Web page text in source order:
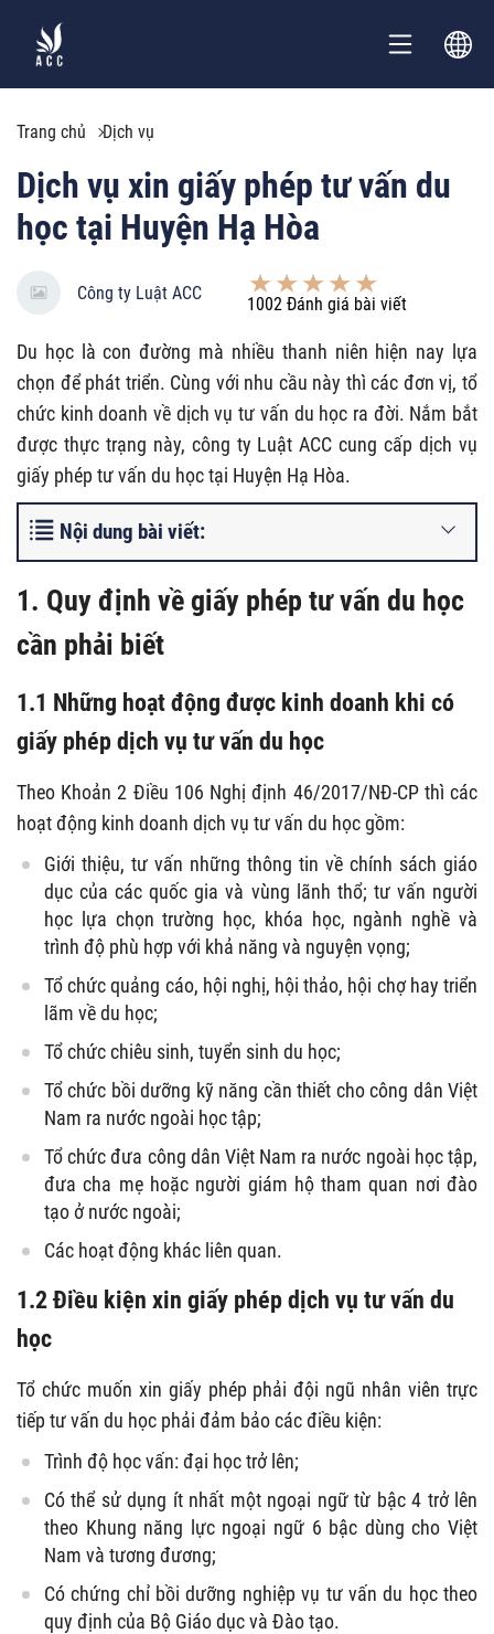
Trang chủ Dịch vụ
Dịch vụ xin giấy phép tư vấn du
học tại Huyện Hạ Hòa
Công ty Luật ACC
1002 Đánh giá bài viết
Du học là con đường mà nhiều thanh niên hiện nay lựa
chọn để phát triển. Cùng với nhu cầu này thì các đơn vị, tổ
chức kinh doanh về dịch vụ tư vấn du học ra đời. Nắm bắt
được thực trạng này, công ty Luật ACC cung cấp dịch vụ
giấy phép tư vấn du học tại Huyện Hạ Hòa.
Nội dung bài viết:
1. Quy định về giấy phép tư vấn du học
cần phải biết
1.1 Những hoạt động được kinh doanh khi có
giấy phép dịch vụ tư vấn du học
Theo Khoản 2 Điều 106 Nghị định 46/2017/NĐ-CP thì các
hoạt động kinh doanh dịch vụ tư vấn du học gồm:
Giới thiệu, tư vấn những thông tin về chính sách giáo
dục của các quốc gia và vùng lãnh thổ; tư vấn người
học lựa chọn trường học, khóa học, ngành nghề và
trình độ phù hợp với khả năng và nguyện vọng;
Tổ chức quảng cáo, hội nghị, hội thảo, hội chợ hay triển
lãm về du học;
Tổ chức chiêu sinh, tuyển sinh du học;
Tổ chức bồi dưỡng kỹ năng cần thiết cho công dân Việt
Nam ra nước ngoài học tập;
Tổ chức đưa công dân Việt Nam ra nước ngoài học tập,
đưa cha mẹ hoặc người giám hộ tham quan nơi đào
tạo ở nước ngoài;
Các hoạt động khác liên quan.
1.2 Điều kiện xin giấy phép dịch vụ tư vấn du
học
Tổ chức muốn xin giấy phép phải đội ngũ nhân viên trực
tiếp tư vấn du học phải đảm bảo các điều kiện:
Trình độ học vấn: đại học trở lên;
Có thể sử dụng ít nhất một ngoại ngữ từ bậc 4 trở lên
theo Khung năng lực ngoại ngữ 6 bậc dùng cho Việt
Nam và tương đương;
Có chứng chỉ bồi dưỡng nghiệp vụ tư vấn du học theo
quy định của Bộ Giáo dục và Đào tạo.